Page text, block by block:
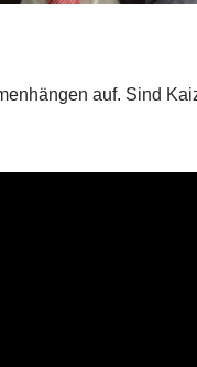
auf. Sind